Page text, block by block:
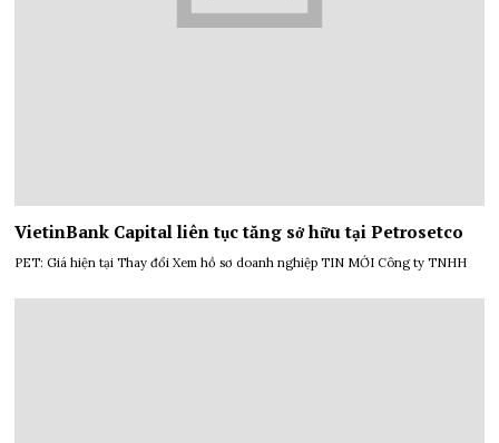
VietinBank Capital liên tục tăng sở hữu tại Petrosetco
PET: Giá hiện tại Thay đổi Xem hồ sơ doanh nghiệp TIN MỚI Công ty TNHH